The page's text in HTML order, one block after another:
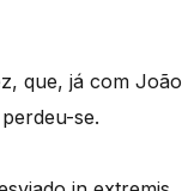
que, já com João
se.